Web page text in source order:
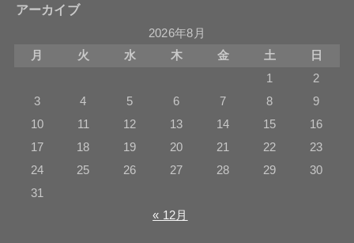
アーカイブ
2026年8月
月
火 水 木 金 土
日
1
2
3
4 5 6 7 8
9
10
11 12 13 14 15
16
17
18 19 20 21 22
23
24
25 26 27 28 29
30
31
« 12月